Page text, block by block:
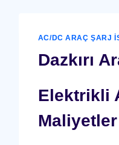
AC/DC ARAÇ ŞARJ
Dazkırı
Elektrikli
Maliyetler